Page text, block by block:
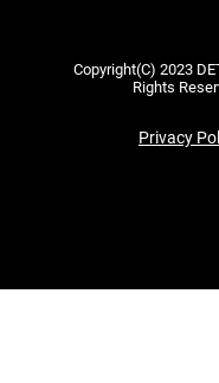
Copyright(C) 2023
Rights
Privacy